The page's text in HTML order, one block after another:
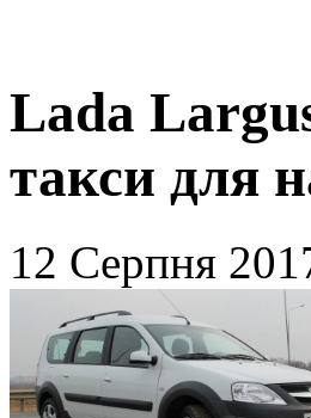
Lada
такси для
12 Серпня